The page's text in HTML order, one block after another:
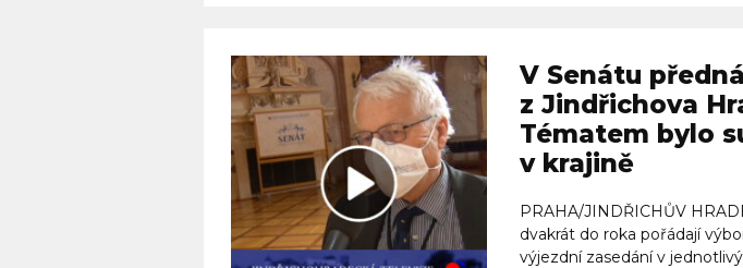
V Senátu
z Jindřichova
Tématem bylo
v krajině
PRAHA/JINDŘICHŮV
dvakrát do roka pořádají
výjezdní zasedání v